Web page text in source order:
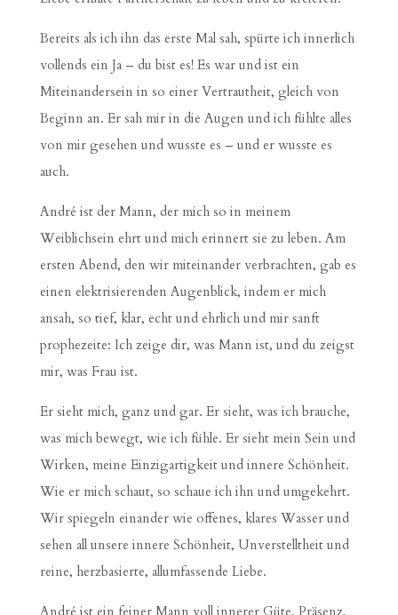
Bereits als ich ihn das erste Mal sah, spürte ich innerlich
vollends ein Ja – du bist es! Es war und ist ein
Miteinandersein in so einer Vertrautheit, gleich von
Beginn an. Er sah mir in die Augen und ich fühlte alles
von mir gesehen und wusste es – und er wusste es
auch.
André ist der Mann, der mich so in meinem
Weiblichsein ehrt und mich erinnert sie zu leben. Am
ersten Abend, den wir miteinander verbrachten, gab es
einen elektrisierenden Augenblick, indem er mich
ansah, so tief, klar, echt und ehrlich und mir sanft
prophezeite: Ich zeige dir, was Mann ist, und du zeigst
mir, was Frau ist.
Er sieht mich, ganz und gar. Er sieht, was ich brauche,
was mich bewegt, wie ich fühle. Er sieht mein Sein und
Wirken, meine Einzigartigkeit und innere Schönheit.
Wie er mich schaut, so schaue ich ihn und umgekehrt.
Wir spiegeln einander wie offenes, klares Wasser und
sehen all unsere innere Schönheit, Unverstelltheit und
reine, herzbasierte, allumfassende Liebe.
André ist ein feiner Mann voll innerer Güte, Präsenz,